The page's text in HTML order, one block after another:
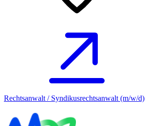
Rechtsanwalt / Syndikusrechtsanwalt (m/w/d)